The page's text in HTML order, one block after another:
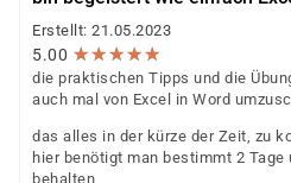
Erstellt: 21.05.2023
5.00 ★★★★★
★★★★★
die praktischen Tipps und die
auch mal von Excel in Word
das alles in der kürze der Zeit, zu
hier benötigt man bestimmt 2
behalten